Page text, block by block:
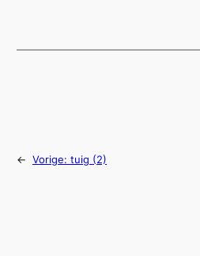
← Vorige: tuig (2)